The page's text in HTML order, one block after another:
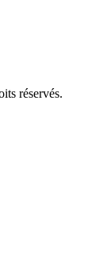
réservés.